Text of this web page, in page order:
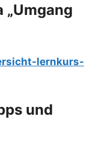
„Umgang
lernkurs-
und